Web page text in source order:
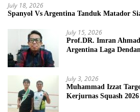
July 18, 2026
Spanyol Vs Argentina Tanduk Matador
July 15, 2026
Prof.DR. Imran
Argentina Laga
July 3, 2026
Muhammad Izzat
Kerjurnas Squash 2026